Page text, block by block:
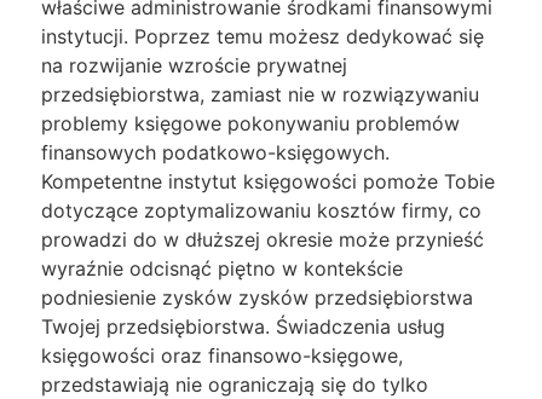
właściwe administrowanie środkami finansowymi
instytucji. Poprzez temu możesz dedykować się
na rozwijanie wzroście prywatnej
przedsiębiorstwa, zamiast nie w rozwiązywaniu
problemy księgowe pokonywaniu problemów
finansowych podatkowo-księgowych.
Kompetentne instytut księgowości pomoże Tobie
dotyczące zoptymalizowaniu kosztów firmy, co
prowadzi do w dłuższej okresie może przynieść
wyraźnie odcisnąć piętno w kontekście
podniesienie zysków zysków przedsiębiorstwa
Twojej przedsiębiorstwa. Świadczenia usług
księgowości oraz finansowo-księgowe,
przedstawiają nie ograniczają się do tylko